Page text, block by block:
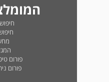
פורום
פורום